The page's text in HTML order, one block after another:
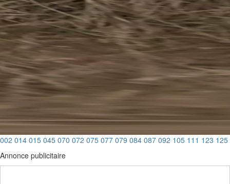
002 014 015 045 070 072 075 077 079 084 087 092 105 111 123 125
Annonce publicitaire